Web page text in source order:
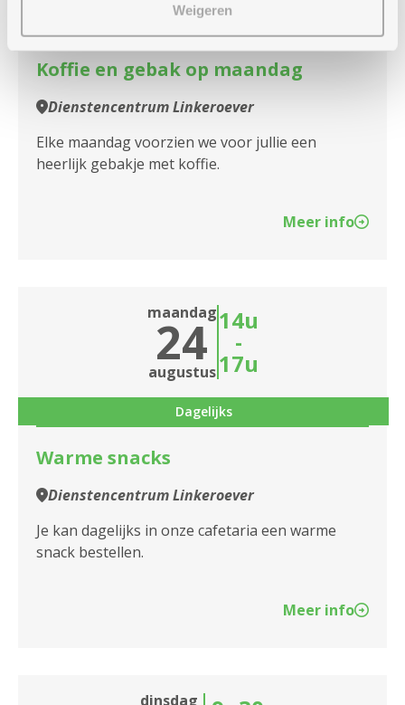
Weigeren
Elke maandag
Koffie en gebak op maandag
Dienstencentrum Linkeroever
Elke maandag voorzien we voor jullie een
heerlijk gebakje met koffie.
Meer info
maandag
24
augustus
14u
-
17u
Dagelijks
Warme snacks
Dienstencentrum Linkeroever
Je kan dagelijks in onze cafetaria een warme
snack bestellen.
Meer info
dinsdag